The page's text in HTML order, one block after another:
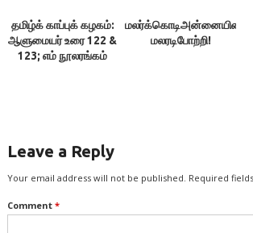
தமிழ்க் காப்புக் கழகம்:
ஆளுமையர் உரை 122 &
123; எம் நூலரங்கம்
மலர்க்கொடிஅன்னையின்‌
மலரடிபோற்றி!
Leave a Reply
Your email address will not be published. Required
Comment *